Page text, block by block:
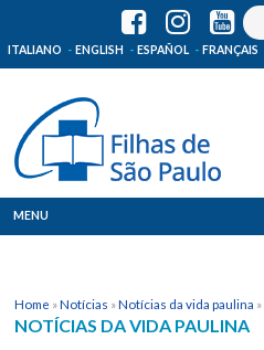
ITALIANO ENGLISH ESPAÑOL FRANÇAIS
MENU
Onde Estamos
Home »Notícias »Notícias da vida paulina »
NOTÍCIAS DA VIDA PAULINA